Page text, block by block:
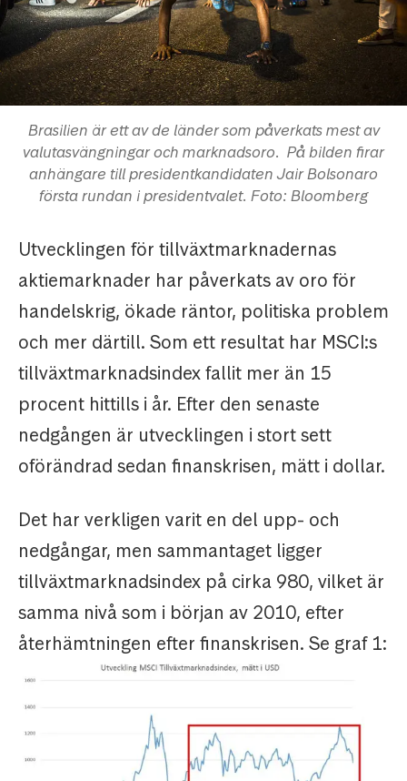
Brasilien är ett av de länder som påverkats mest av
valutasvängningar och marknadsoro. På bilden firar
anhängare till presidentkandidaten Jair Bolsonaro
första rundan i presidentvalet. Foto: Bloomberg
Utvecklingen för tillväxtmarknadernas
aktiemarknader har påverkats av oro för
handelskrig, ökade räntor, politiska problem
och mer därtill. Som ett resultat har MSCI:s
tillväxtmarknadsindex fallit mer än 15
procent hittills i år. Efter den senaste
nedgången är utvecklingen i stort sett
oförändrad sedan finanskrisen, mätt i dollar.
Det har verkligen varit en del upp- och
nedgångar, men sammantaget ligger
tillväxtmarknadsindex på cirka 980, vilket är
samma nivå som i början av 2010, efter
återhämtningen efter finanskrisen. Se graf 1: